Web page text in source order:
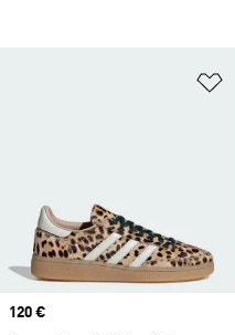
Price
120 €